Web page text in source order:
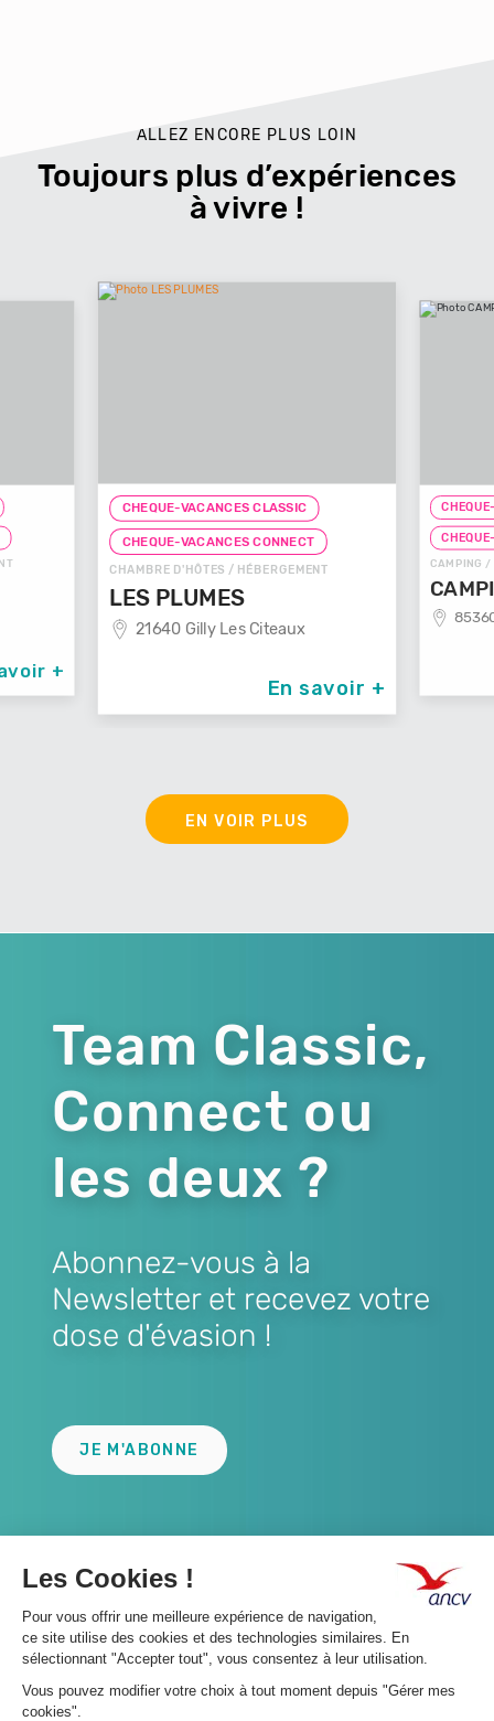
ALLEZ ENCORE PLUS LOIN
Toujours plus d’expériences
à vivre !
+
CHEQUE-VACANCES CLASSIC
CHEQUE-VACANCES CONNECT
CHAMBRE D'HÔTES / HÉBERGEMENT
LES PLUMES
21640 Gilly Les Citeaux
En savoir +
CAMPING /
EN VOIR PLUS
Team Classic,
Connect ou
les deux ?
Abonnez-vous à la
Newsletter et recevez votre
dose d'évasion !
JE M'ABONNE